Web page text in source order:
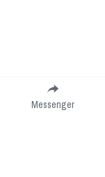
Messenger